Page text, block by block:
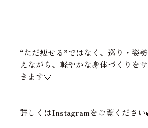
“ただ痩せる”ではなく、巡り・姿
えながら、軽やかな身体づくりを
きます🤍
詳しくはInstagramをご覧ください